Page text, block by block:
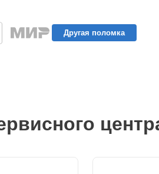
Другая поломка